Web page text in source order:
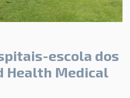
escola dos
Health Medical